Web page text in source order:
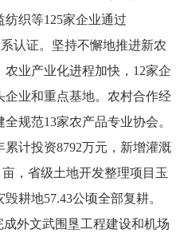
纺织等125家企业通过
认证。坚持不懈地推进新农
业产业化进程加快， 12家企
业和重点基地。农村合作经
全规范13家农产品专业协会。
累计投资8792万元，新增灌溉
亩，省级土地开发整理项目玉
毁耕地57.43公顷全部复耕。
成外文武围垦工程建设和机场